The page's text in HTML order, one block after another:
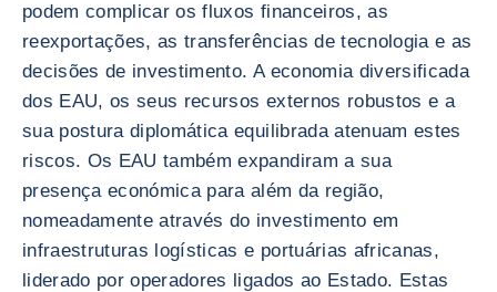
podem complicar os fluxos financeiros, as
reexportações, as transferências de tecnologia e as
decisões de investimento. A economia diversificada
dos EAU, os seus recursos externos robustos e a
sua postura diplomática equilibrada atenuam estes
riscos. Os EAU também expandiram a sua
presença económica para além da região,
nomeadamente através do investimento em
infraestruturas logísticas e portuárias africanas,
liderado por operadores ligados ao Estado. Estas